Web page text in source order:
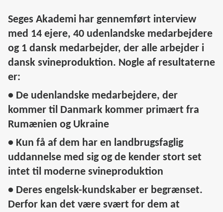
Seges Akademi har gennemført interview
med 14 ejere, 40 udenlandske medarbejdere
og 1 dansk medarbejder, der alle arbejder i
dansk svineproduktion. Nogle af resultaterne
er:
• De udenlandske medarbejdere, der
kommer til Danmark kommer primært fra
Rumænien og Ukraine
• Kun få af dem har en landbrugsfaglig
uddannelse med sig og de kender stort set
intet til moderne svineproduktion
• Deres engelsk-kundskaber er begrænset.
Derfor kan det være svært for dem at